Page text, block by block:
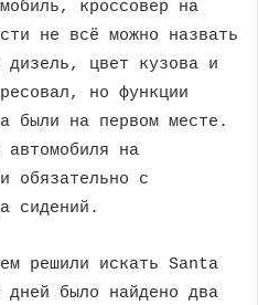
кроссовер на
не всё можно назвать
дизель, цвет кузова и
но функции
были на первом месте.
автомобиля на
обязательно с
сидений.
решили искать Santa
было найдено два